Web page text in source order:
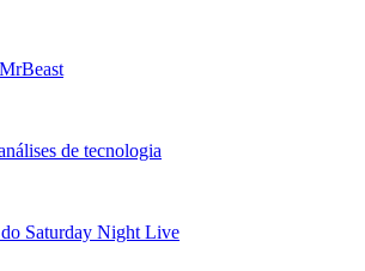
de tecnologia
Saturday Night Live